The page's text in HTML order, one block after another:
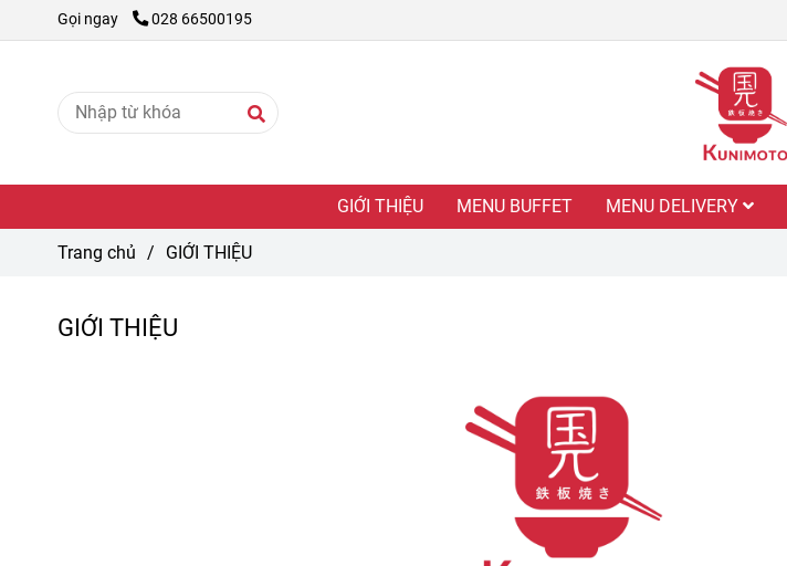
Gọi ngay 028 66500195
GIỚI THIỆU MENU BUFFET MENU DELIVERY
Trang chủ / GIỚI THIỆU
GIỚI THIỆU